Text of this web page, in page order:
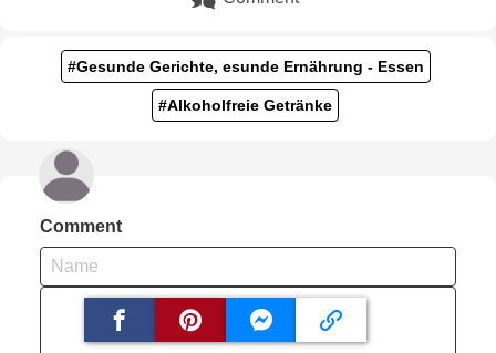
#Gesunde Gerichte, esunde Ernährung - Essen
#Alkoholfreie Getränke
Comment